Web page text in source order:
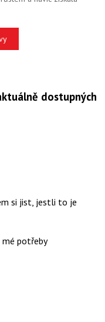
dostupných
si jist, jestli to je
potřeby